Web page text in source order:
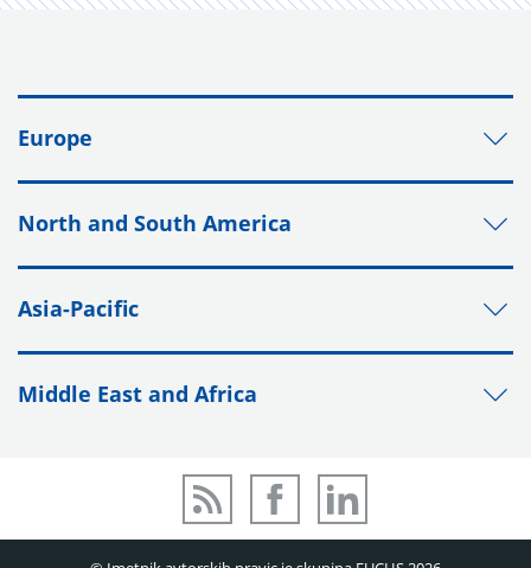
Europe
North and South America
Asia-Pacific
Middle East and Africa